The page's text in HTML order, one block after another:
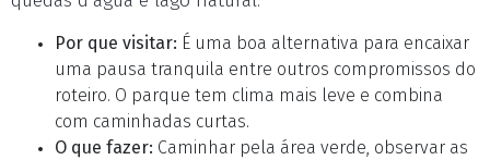
Por que visitar: É uma boa alternativa para encaixar
uma pausa tranquila entre outros compromissos do
roteiro. O parque tem clima mais leve e combina
com caminhadas curtas.
O que fazer: Caminhar pela área verde, observar as